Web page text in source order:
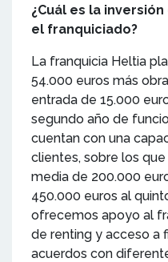
¿Cuál es la
el franquiciado?
La franquicia Heltia
54.000 euros más
entrada de 15.000
segundo año de
cuentan con una
clientes, sobre los
media de 200.000
450.000 euros al
ofrecemos apoyo al
de renting y acceso a
acuerdos con